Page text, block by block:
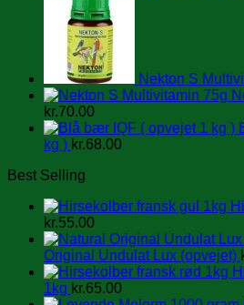
Nekton S
kr.70.00
kg ) kr.68.00
Best Selling
kr.55.00
Original Undulat Lux (opvejet)
1kg kr.65.00